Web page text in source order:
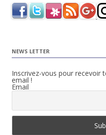
NEWS LETTER
Inscrivez-vous pour recevoir
email !
Email